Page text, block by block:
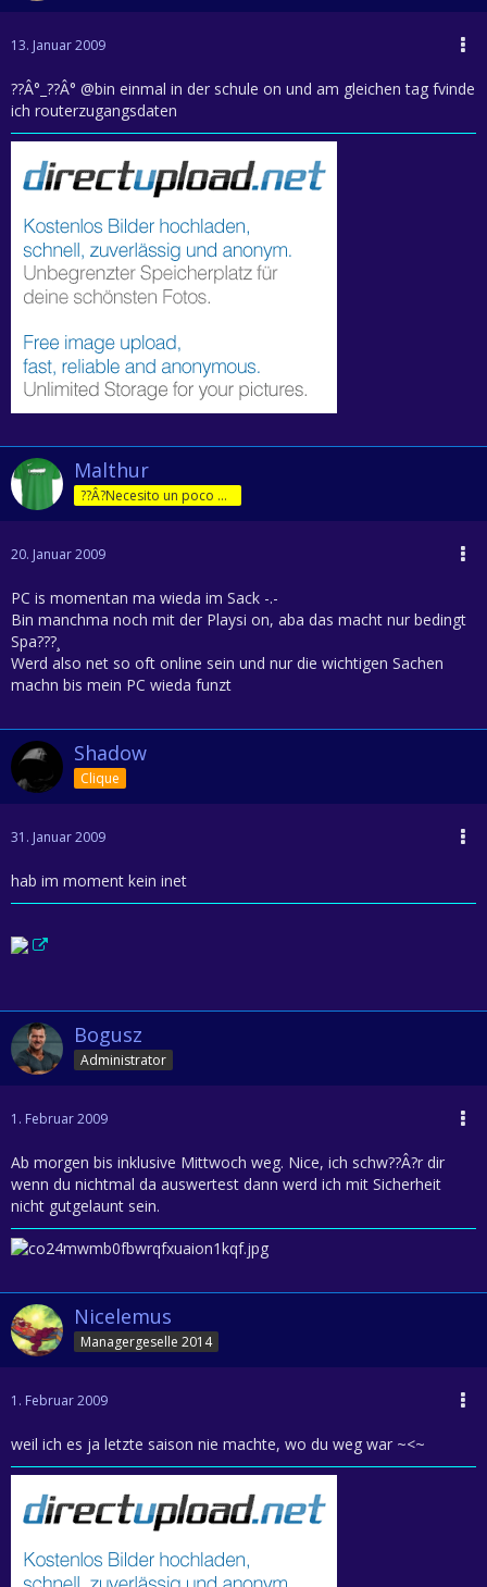
13. Januar 2009
??Â°_??Â° @bin einmal in der schule on und am gleichen tag fvinde
ich routerzugangsdaten
Malthur
??Â?Necesito un poco de jam??Â?n!
20. Januar 2009
PC is momentan ma wieda im Sack -.-
Bin manchma noch mit der Playsi on, aba das macht nur bedingt
Spa???¸
Werd also net so oft online sein und nur die wichtigen Sachen
machn bis mein PC wieda funzt
Shadow
Clique
31. Januar 2009
hab im moment kein inet
Bogusz
Administrator
1. Februar 2009
Ab morgen bis inklusive Mittwoch weg. Nice, ich schw??Â?r dir
wenn du nichtmal da auswertest dann werd ich mit Sicherheit
nicht gutgelaunt sein.
Nicelemus
Managergeselle 2014
1. Februar 2009
weil ich es ja letzte saison nie machte, wo du weg war ~<~